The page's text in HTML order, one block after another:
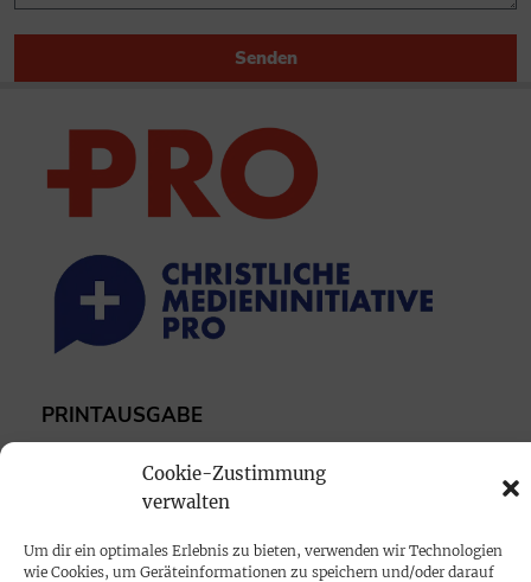
Cookie-Zustimmung
verwalten
Um dir ein optimales Erlebnis zu bieten, verwenden wir Technologien
wie Cookies, um Geräteinformationen zu speichern und/oder darauf
Senden
PRINTAUSGABE
Impressum